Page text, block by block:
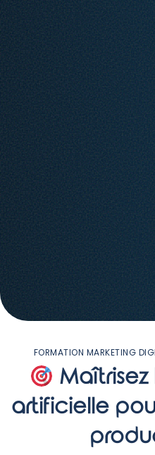
FORMATION MARKETING
artificielle